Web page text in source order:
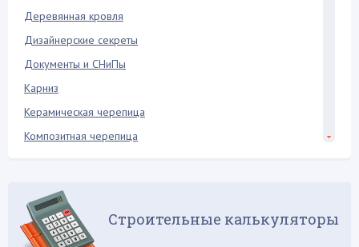
Деревянная кровля
Дизайнерские секреты
Документы и СНиПы
Карниз
Керамическая черепица
Композитная черепица
Кровельный пирог
Мансарда и чердак
Строительные калькуляторы